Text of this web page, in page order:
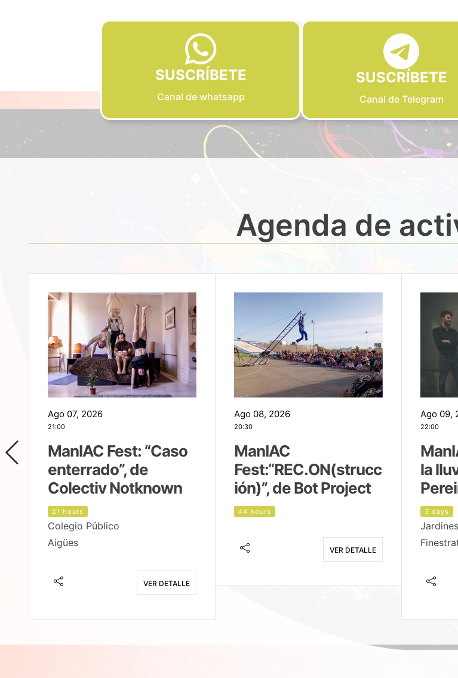
SUSCRÍBETE
Canal de whatsapp
SUSCRÍBETE
Canal de Telegram
Agenda de
Ago 07, 2026
21:00
ManIAC Fest: “Caso
enterrado”, de
Colectiv Notknown
21 hours
Colegio Público
Aigües
VER DETALLE
Ago 08, 2026
20:30
ManIAC
Fest:“REC.ON(strucc
ión)”, de Bot Project
44 hours
VER DETALLE
Ago 09,
22:00
la
3 days